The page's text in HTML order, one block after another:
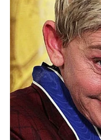
VAGA
Istina je da vam
Vi više ne želite igre i
nešto stvarno i trajno.
Sudbina vam
Pred vama su trenuci